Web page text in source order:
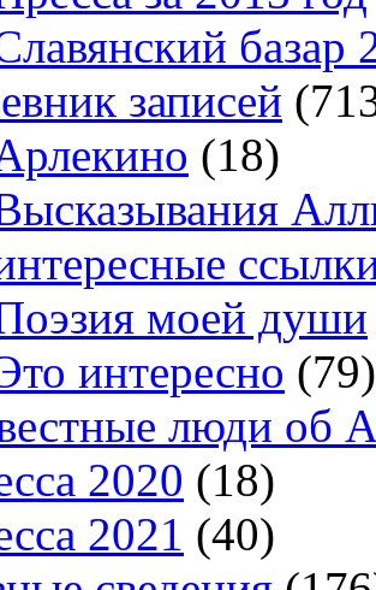
базар
записей
(18)
моей души
интересно (79)
люди об
2020 (18)
2021 (40)